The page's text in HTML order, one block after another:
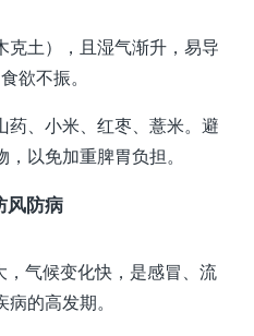
克土），且湿气渐升，易导
欲不振。
药、小米、红枣、薏米。避
以免加重脾胃负担。
风防病
，气候变化快，是感冒、流
的高发期。